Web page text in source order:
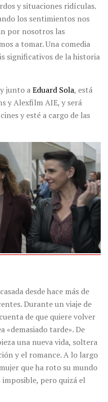
y situaciones ridículas.
los sentimientos nos
por nosotros las
a tomar. Una comedia
significativos de la historia
junto aEduard Sola, está
y Alexfilm AIE, y será
y esté a cargo de las
desde hace más de
Durante un viaje de
de que quiere volver
«demasiado tarde». De
una nueva vida, soltera
y el romance. A lo largo
que ha roto su mundo
pero quizá el